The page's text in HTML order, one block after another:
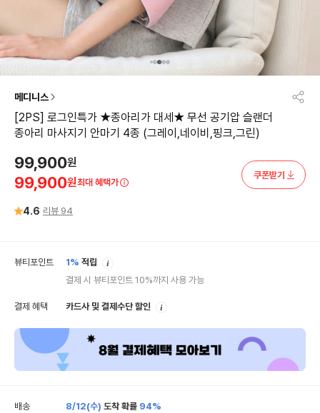
메디니스
[2PS] 로그인특가 ★종아리가 대세★ 무선 공기압 슬랜더
종아리 마사지기 안마기 4종 (그레이,네이비,핑크,그린)
99,900원
99,900원최대 혜택가
쿠폰받기
4.6 리뷰 94
뷰티포인트 1% 적립
결제 시 뷰티포인트 10%까지 사용 가능
결제 혜택 카드사 및 결제수단 할인
배송 8/12(수) 도착 확률 94%